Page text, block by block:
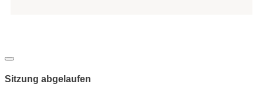
Dialog
Sitzung abgelaufen